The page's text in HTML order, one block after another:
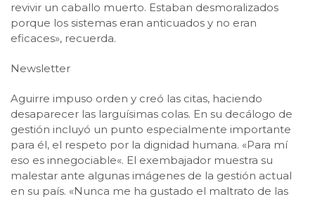
revivir un caballo muerto. Estaban desmoralizados
porque los sistemas eran anticuados y no eran
eficaces», recuerda.
Newsletter
Aguirre impuso orden y creó las citas, haciendo
desaparecer las larguísimas colas. En su decálogo de
gestión incluyó un punto especialmente importante
para él, el respeto por la dignidad humana. «Para mí
eso es innegociable«. El exembajador muestra su
malestar ante algunas imágenes de la gestión actual
en su país. «Nunca me ha gustado el maltrato de las